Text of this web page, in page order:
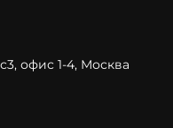
данных
и обработки
офис 1-4, Москва